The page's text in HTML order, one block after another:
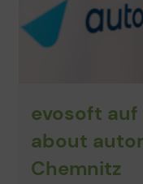
evosoft auf
about
Chemnitz